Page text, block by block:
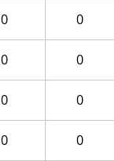
0 0
0 0
0 0
0 0